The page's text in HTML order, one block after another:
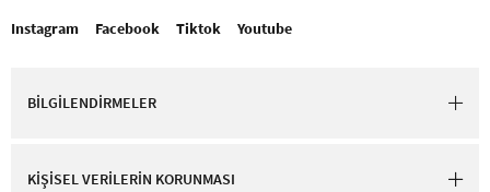
Instagram Facebook Tiktok Youtube
BİLGİLENDİRMELER
KİŞİSEL VERİLERİN KORUNMASI